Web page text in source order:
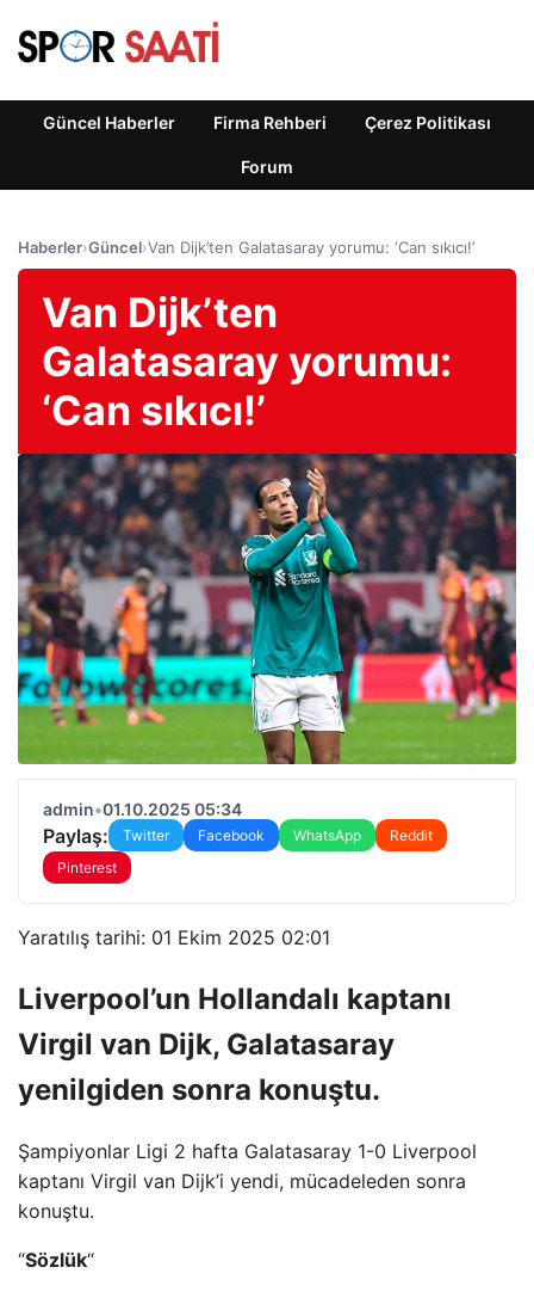
Güncel Haberler Firma Rehberi Çerez Politikası
Forum
Haberler›Güncel›Van Dijk’ten Galatasaray yorumu: ‘Can sıkıcı!’
Van Dijk’ten
Galatasaray yorumu:
‘Can sıkıcı!’
admin•01.10.2025 05:34
Paylaş: Twitter Facebook WhatsApp
Reddit
Pinterest
Yaratılış tarihi: 01 Ekim 2025 02:01
Liverpool’un Hollandalı kaptanı
Virgil van Dijk, Galatasaray
yenilgiden sonra konuştu.
Şampiyonlar Ligi 2 hafta Galatasaray 1-0 Liverpool
kaptanı Virgil van Dijk’i yendi, mücadeleden sonra
konuştu.
“Sözlük“